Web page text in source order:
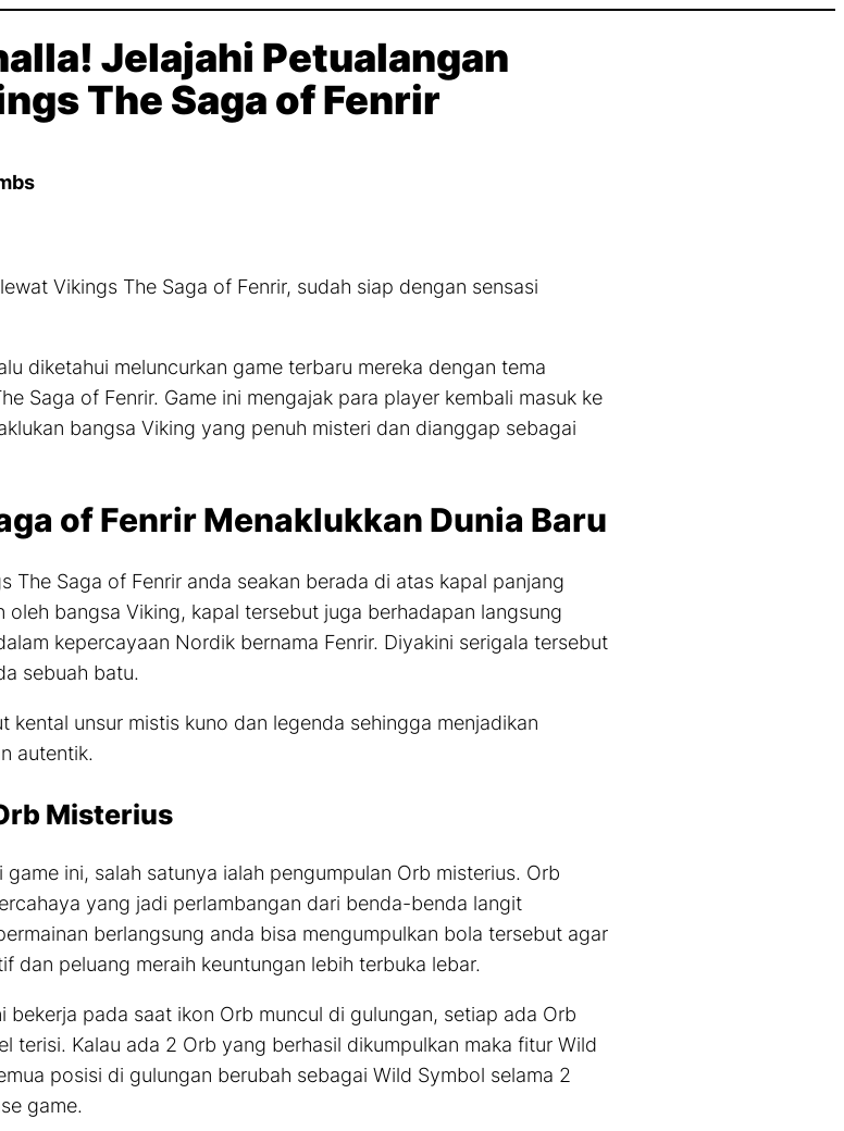
Jelajahi Petualangan
The Saga of Fenrir
Vikings The Saga of Fenrir, sudah siap dengan sensasi
diketahui meluncurkan gameterbaru mereka dengan tema
Saga of Fenrir. Gameini mengajak para playerkembali masuk ke
bangsa Viking yang penuh misteri dan dianggap sebagai
of Fenrir Menaklukkan Dunia Baru
The Saga of Fenrir anda seakan berada di atas kapal panjang
oleh bangsa Viking, kapal tersebut juga berhadapan langsung
kepercayaan Nordik bernama Fenrir. Diyakini serigala tersebut
sebuah batu.
kental unsur mistis kuno dan legenda sehingga menjadikan
autentik.
Misterius
gameini, salah satunya ialah pengumpulan Orb misterius. Orb
yang jadi perlambangan dari benda-benda langit
berlangsung anda bisa mengumpulkan bola tersebut agar
dan peluang meraih keuntungan lebih terbuka lebar.
bekerja pada saat ikon Orb muncul di gulungan, setiap ada Orb
terisi. Kalau ada 2 Orb yang berhasil dikumpulkan maka fitur Wild
posisi di gulungan berubah sebagai Wild Symbol selama 2
game.